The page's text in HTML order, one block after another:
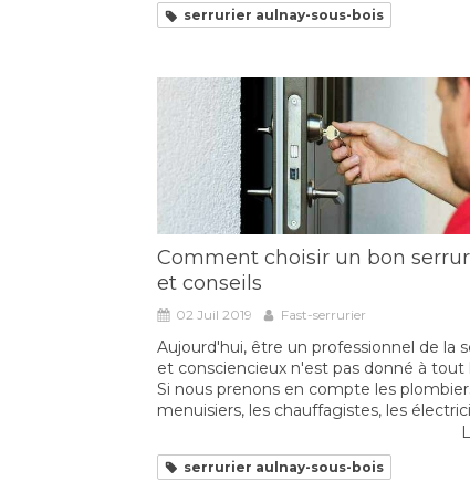
serrurier aulnay-sous-bois
Comment choisir un bon
et conseils
02 Juil 2019 Fast-serrurier
Aujourd'hui, être un professionnel de la
et consciencieux n'est pas donné à tout
Si nous prenons en compte les
menuisiers, les chauffagistes, les
serrurier aulnay-sous-bois